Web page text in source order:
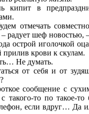
кипит в
отмечать
– радует шеф
острой иголочкой
прилив крови к скулам.
Не думать.
от себя и от
сообщение с
такого-то по такое-то
если вдруг… Да